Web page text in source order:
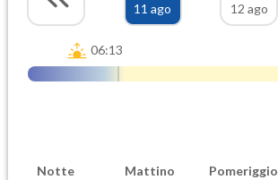
11 ago
12 ago
06:13
Notte Mattino Pomeriggio